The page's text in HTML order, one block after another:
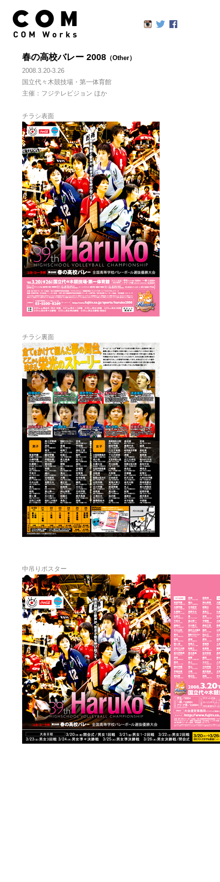
春の高校バレー 2008（Other）
2008.3.20-3.26
国立代々木競技場・第一体育館
主催：フジテレビジョン ほか
チラシ表面
チラシ裏面